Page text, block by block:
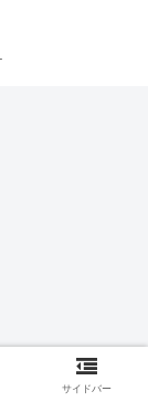
サイドバー